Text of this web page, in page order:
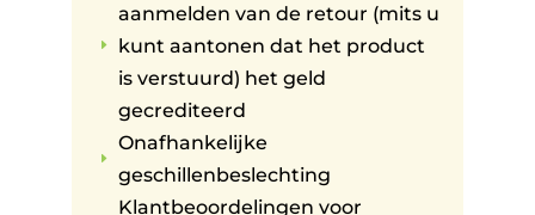
E
aanmelden van de retour (mits u
kunt aantonen dat het product
is verstuurd) het geld
gecrediteerd
E
Onafhankelijke
geschillenbeslechting
Klantbeoordelingen voor